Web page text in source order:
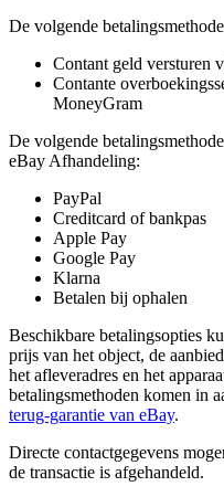
De volgende
Contant geld versturen
Contante
MoneyGram
De volgende
eBay Afhandeling:
PayPal
Creditcard of bankpas
Apple Pay
Google Pay
Klarna
Betalen bij ophalen
Beschikbare betalingsopties
prijs van het object, de
het afleveradres en het
betalingsmethoden komen in
terug-garantie van eBay.
Directe contactgegevens
de transactie is afgehandeld.